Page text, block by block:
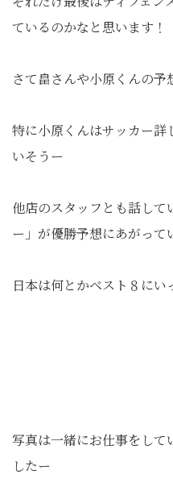
ているのかなと思います！
さて畠さんや小原くんの予
特に小原くんはサッカー詳
いそうー
他店のスタッフとも話して
ー」が優勝予想にあがって
日本は何とかベスト８にい
写真は一緒にお仕事をして
したー